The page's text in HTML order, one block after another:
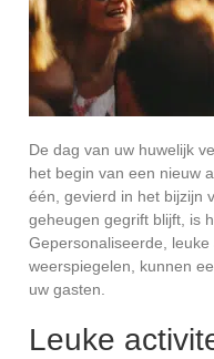
De dag van uw huwelijk
het begin van een nieuw
één, gevierd in het bijzijn
geheugen gegrift blijft, is
Gepersonaliseerde,
weerspiegelen, kunnen
uw gasten.
Leuke